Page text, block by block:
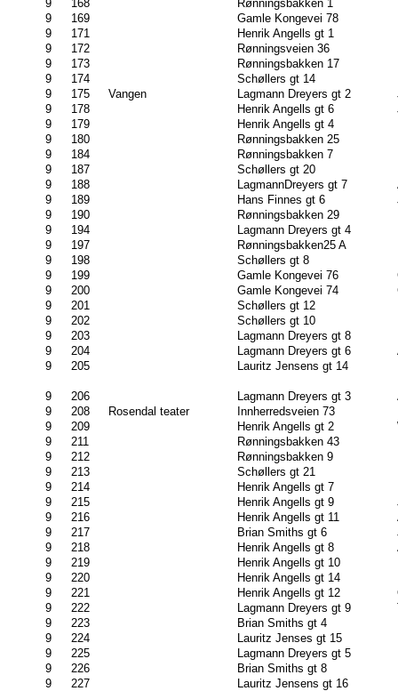
9 168 Rønningsbakken 1
9
169 Gamle Kongevei 78
9
171 Henrik Angells gt 1
9
172 Rønningsveien 36
9
173 Rønningsbakken 17
9
174 Schøllers gt 14
9
175 Vangen Lagmann Dreyers gt 2
9
178 Henrik Angells gt 6
9
179 Henrik Angells gt 4
9
180 Rønningsbakken 25
9
184 Rønningsbakken 7
9
187 Schøllers gt 20
9
188 LagmannDreyers gt 7
9
189 Hans Finnes gt 6
9
190 Rønningsbakken 29
9
194 Lagmann Dreyers gt 4
9
197 Rønningsbakken25 A
9
198 Schøllers gt 8
9
199 Gamle Kongevei 76
9
200 Gamle Kongevei 74
9
201 Schøllers gt 12
9
202 Schøllers gt 10
9
203 Lagmann Dreyers gt 8
9
204 Lagmann Dreyers gt 6
9
205 Lauritz Jensens gt 14
9 206 Lagmann Dreyers gt 3
9
208 Rosendal teater
Innherredsveien 73
9
209 Henrik Angells gt 2
9
211 Rønningsbakken 43
9
212 Rønningsbakken 9
9
213 Schøllers gt 21
9
214 Henrik Angells gt 7
9
215 Henrik Angells gt 9
9
216 Henrik Angells gt 11
9
217 Brian Smiths gt 6
9
218 Henrik Angells gt 8
9
219 Henrik Angells gt 10
9
220 Henrik Angells gt 14
9
221 Henrik Angells gt 12
9
222 Lagmann Dreyers gt 9
9
223 Brian Smiths gt 4
9
224 Lauritz Jenses gt 15
9
225 Lagmann Dreyers gt 5
9
226 Brian Smiths gt 8
9
227 Lauritz Jensens gt 16